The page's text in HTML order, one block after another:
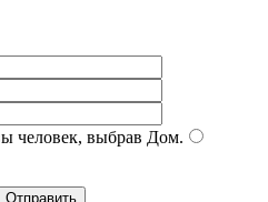
человек, выбрав Дом.